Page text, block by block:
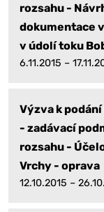
rozsahu -
dokumentace
v údolí toku
6.11.2015 –
Výzva k
- zadávací
rozsahu -
Vrchy - oprava
12.10.2015 –